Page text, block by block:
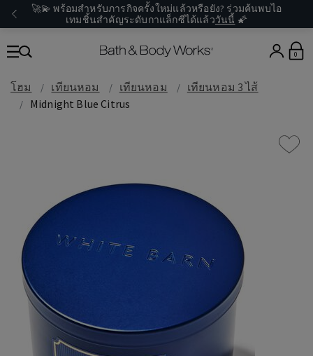
🚀💫 พร้อมสำหรับภารกิจครั้งใหม่แล้วหรือยัง? ร่วมค้นพบไอ
เทมชิ้นสำคัญระดับกาแล็กซีได้แล้ววันนี้ 🌠
0
โฮม เทียนหอม เทียนหอม
เทียนหอม 3 ไส้
Midnight Blue Citrus